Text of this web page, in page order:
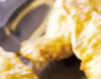
de ui. Snijd de hamburger in
toe en bak in 3 min. rul.
mengsel erover. Bestrijk